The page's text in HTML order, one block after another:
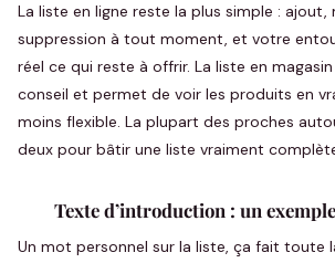
La liste en ligne reste la plus simple :
suppression à tout moment, et votre
réel ce qui reste à offrir. La liste en magasin
conseil et permet de voir les produits en
moins flexible. La plupart des proches
deux pour bâtir une liste vraiment
Texte d’introduction : un
Un mot personnel sur la liste, ça fait toute